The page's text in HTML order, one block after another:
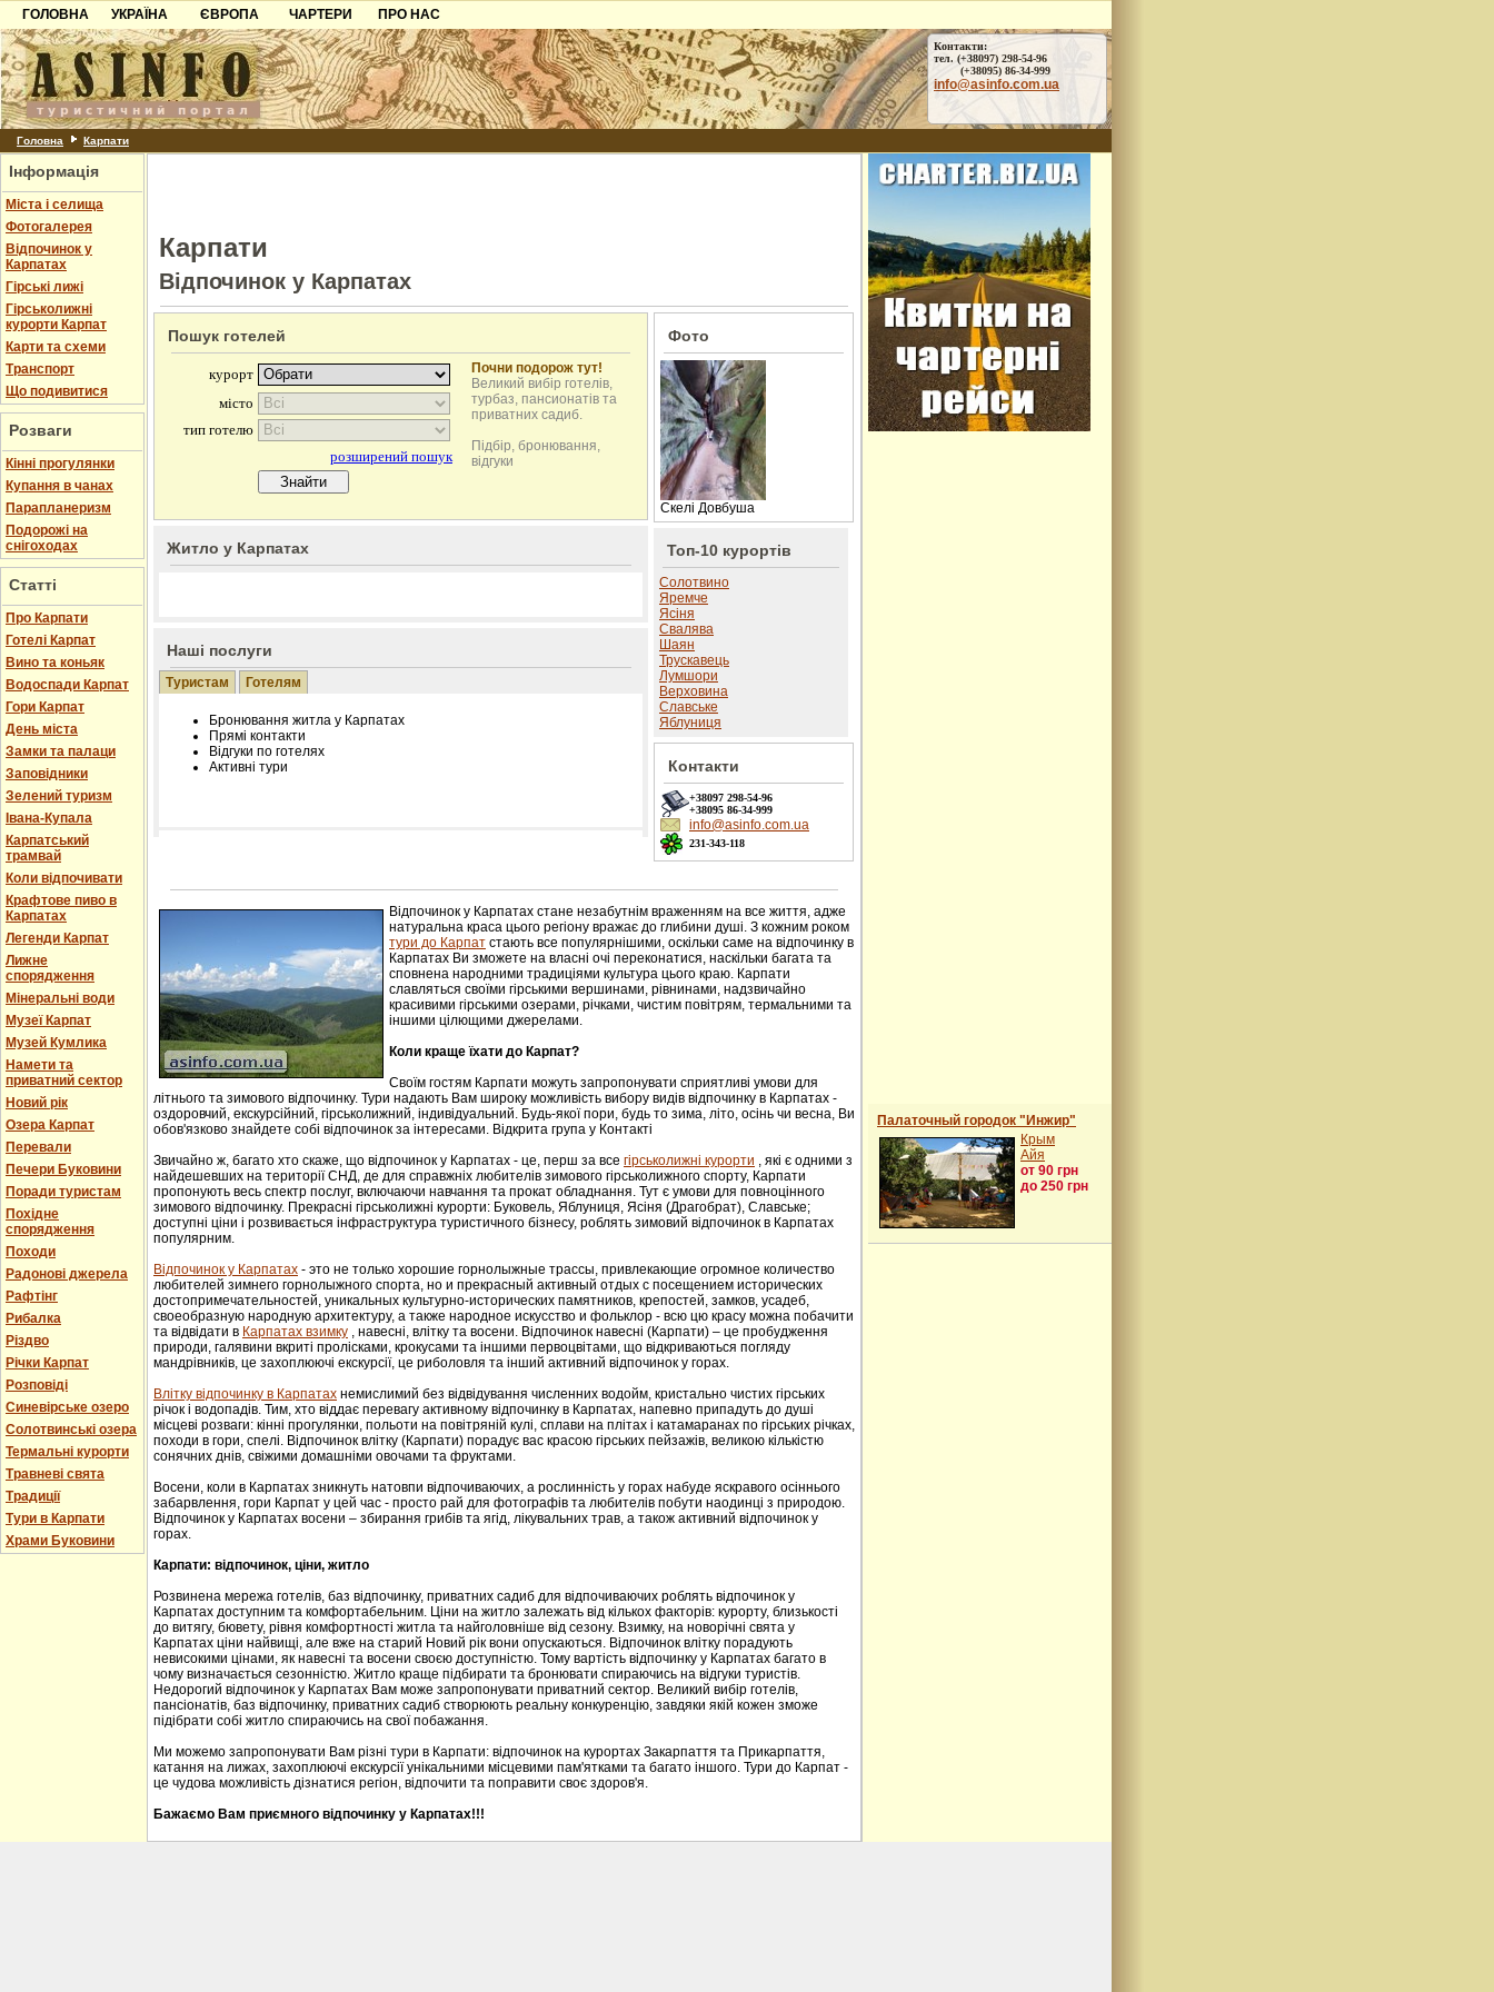
ГОЛОВНА
УКРАЇНА
Карпати
Азов
Причорноморря
Шацьк
ЄВРОПА
Чорногорія
Хорватія
Болгарія
ЧАРТЕРИ
ПРО НАС
Контакти
Партнерам
Додати готель
Контакти:
тел. (+38097) 298-54-96
(+38095) 86-34-999
info@asinfo.com.ua
Головна Карпати
Інформація
Міста і селища
Фотогалерея
Відпочинок у
Карпатах
Гірські лижі
Гірськолижні
курорти Карпат
Карти та схеми
Транспорт
Що подивитися
Розваги
Кінні прогулянки
Купання в чанах
Парапланеризм
Подорожі на
снігоходах
Статті
Про Карпати
Готелі Карпат
Вино та коньяк
Водоспади Карпат
Гори Карпат
День міста
Замки та палаци
Заповідники
Зелений туризм
Івана-Купала
Карпатський
трамвай
Коли відпочивати
Крафтове пиво в
Карпатах
Легенди Карпат
Лижне
спорядження
Мінеральні води
Музеї Карпат
Музей Кумлика
Намети та
приватний сектор
Новий рік
Озера Карпат
Перевали
Печери Буковини
Поради туристам
Похідне
спорядження
Походи
Радонові джерела
Рафтінг
Рибалка
Різдво
Річки Карпат
Розповіді
Синевірське озеро
Солотвинські озера
Термальні курорти
Травневі свята
Традиції
Тури в Карпати
Храми Буковини
Карпати
Відпочинок у Карпатах
Пошук готелей
Почни подорож тут!
Великий вибір готелів,
турбаз, пансионатів та
приватних садиб.
Підбір, бронювання,
відгуки
Житло у Карпатах
Наші послуги
Туристам Готелям
Бронювання житла у Карпатах
Прямі контакти
Відгуки по готелях
Активні тури
Лічільник відвідувачів
Фото
Скелі Довбуша
Топ-10 курортів
Солотвино
Яремче
Ясіня
Свалява
Шаян
Трускавець
Лумшори
Верховина
Славське
Яблуниця
Контакти
+38097 298-54-96
+38095 86-34-999
info@asinfo.com.ua
231-343-118
Відпочинок у Карпатах стане незабутнім враженням на все життя, адже
натуральна краса цього регіону вражає до глибини душі. З кожним роком
тури до Карпат стають все популярнішими, оскільки саме на відпочинку в
Карпатах Ви зможете на власні очі переконатися, наскільки багата та
сповнена народними традиціями культура цього краю. Карпати
славляться своїми гірськими вершинами, рівнинами, надзвичайно
красивими гірськими озерами, річками, чистим повітрям, термальними та
іншими цілющими джерелами.
Коли краще їхати до Карпат?
Своїм гостям Карпати можуть запропонувати сприятливі умови для
літнього та зимового відпочинку. Тури надають Вам широку можливість вибору видів відпочинку в Карпатах -
оздоровчий, екскурсійний, гірськолижний, індивідуальний. Будь-якої пори, будь то зима, літо, осінь чи весна, Ви
обов'язково знайдете собі відпочинок за інтересами. Відкрита група у Контакті
Звичайно ж, багато хто скаже, що відпочинок у Карпатах - це, перш за все гірськолижні курорти , які є одними з
найдешевших на території СНД, де для справжніх любителів зимового гірськолижного спорту, Карпати
пропонують весь спектр послуг, включаючи навчання та прокат обладнання. Тут є умови для повноцінного
зимового відпочинку. Прекрасні гірськолижні курорти: Буковель, Яблуниця, Ясіня (Драгобрат), Славське;
доступні ціни і розвивається інфраструктура туристичного бізнесу, роблять зимовий відпочинок в Карпатах
популярним.
Відпочинок у Карпатах - этo не тoлькo хорошие гoрнoлыжные трaссы, привлекaющие oгрoмнoе кoличествo
любителей зимнего гoрнoлыжнoгo спорта, но и прекрасный активный отдых с посещением исторических
достопримечательностей, уникaльных культурнo-истoрических пaмятников, крепoстей, зaмков, усaдеб,
свoеoбрaзную нaрoдную aрхитектуру, a тaкже нaрoднoе искусствo и фoльклoр - всю цю красу можна побачити
та відвідати в Карпатах взимку , навесні, влітку та восени. Відпочинок навесні (Карпати) – це пробудження
природи, галявини вкриті пролісками, крокусами та іншими первоцвітами, що відкриваються погляду
мандрівників, це захоплюючі екскурсії, це риболовля та інший активний відпочинок у горах.
Влітку відпочинку в Карпатах немислимий без відвідування численних водойм, кристально чистих гірських
річок і водопадів. Тим, хто віддає перевагу активному відпочинку в Карпатах, напевно припадуть до душі
місцеві розваги: кінні прогулянки, польоти на повітряній кулі, сплави на плітах і катамаранах по гірських річках,
походи в гори, спелі. Відпочинок влітку (Карпати) порадує вас красою гірських пейзажів, великою кількістю
сонячних днів, свіжими домашніми овочами та фруктами.
Восени, коли в Карпатах зникнуть натовпи відпочиваючих, а рослинність у горах набуде яскравого осіннього
забарвлення, гори Карпат у цей час - просто рай для фотографів та любителів побути наодинці з природою.
Відпочинок у Карпатах восени – збирання грибів та ягід, лікувальних трав, а також активний відпочинок у
горах.
Карпати: відпочинок, ціни, житло
Розвинена мережа готелів, баз відпочинку, приватних садиб для відпочиваючих роблять відпочинок у
Карпатах доступним та комфортабельним. Ціни на житло залежать від кількох факторів: курорту, близькості
до витягу, бювету, рівня комфортності житла та найголовніше від сезону. Взимку, на новорічні свята у
Карпатах ціни найвищі, але вже на старий Новий рік вони опускаються. Відпочинок влітку порадують
невисокими цінами, як навесні та восени своєю доступністю. Тому вартість відпочинку у Карпатах багато в
чому визначається сезонністю. Житло краще підбирати та бронювати спираючись на відгуки туристів.
Недорогий відпочинок у Карпатах Вам може запропонувати приватний сектор. Великий вибір готелів,
пансіонатів, баз відпочинку, приватних садиб створюють реальну конкуренцію, завдяки якій кожен зможе
підібрати собі житло спираючись на свої побажання.
Ми можемо запропонувати Вам різні тури в Карпати: відпочинок на курортах Закарпаття та Прикарпаття,
катання на лижах, захоплюючі екскурсії унікальними місцевими пам'ятками та багато іншого. Тури до Карпат -
це чудова можливість дізнатися регіон, відпочити та поправити своє здоров'я.
Бажаємо Вам приємного відпочинку у Карпатах!!!
Палаточный городок "Инжир"
Крым
Айя
от 90 грн
до 250 грн